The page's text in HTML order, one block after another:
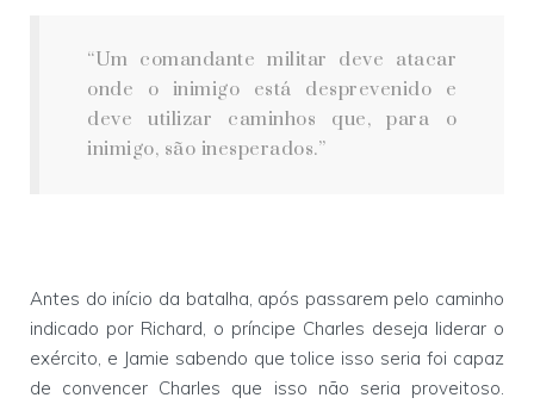
“Um comandante militar deve atacar
onde o inimigo está desprevenido e
deve utilizar caminhos que, para o
inimigo, são inesperados.”
Antes do início da batalha, após passarem pelo caminho
indicado por Richard, o príncipe Charles deseja liderar o
exército, e Jamie sabendo que tolice isso seria foi capaz
de convencer Charles que isso não seria proveitoso.